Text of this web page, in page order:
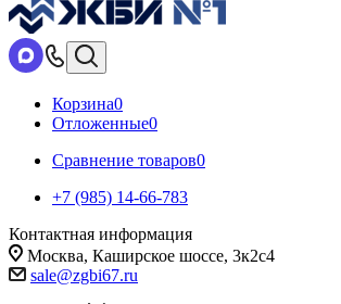
Корзина0
Отложенные0
Сравнение товаров0
+7 (985) 14-66-783
Контактная информация
Москва, Каширское шоссе, 3к2с4
sale@zgbi67.ru